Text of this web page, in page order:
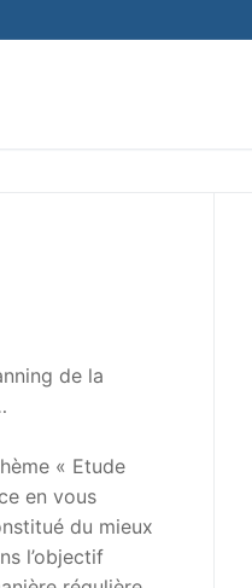
de la
« Etude
en vous
du mieux
l’objectif